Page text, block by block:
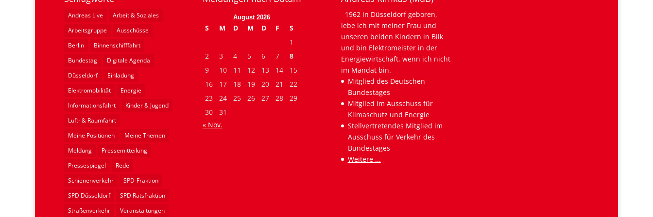
Andreas Live
Arbeit & Soziales
Arbeitsgruppe
Ausschüsse
Berlin
Binnenschifffahrt
Bundestag
Digitale Agenda
Düsseldorf
Einladung
Elektromobilität
Energie
Informationsfahrt
Kinder & Jugend
Luft- & Raumfahrt
Meine Positionen
Meine Themen
Meldung
Pressemitteilung
Pressespiegel
Rede
Schienenverkehr
SPD-Fraktion
SPD Düsseldorf
SPD Ratsfraktion
Straßenverkehr
Veranstaltungen
August 2026
S M D M D F
S
1
2
3 4 5 6 7
8
9
10 11 12 13 14
15
16
17 18 19 20 21
22
23
24 25 26 27 28
29
30
31
« Nov.
1962 in Düsseldorf geboren,
lebe ich mit meiner Frau und
unseren beiden Kindern in Bilk
und bin Elektromeister in der
Energiewirtschaft, wenn ich nicht
im Mandat bin.
Mitglied des Deutschen
Bundestages
Mitglied im Ausschuss für
Klimaschutz und Energie
Stellvertretendes Mitglied im
Ausschuss für Verkehr des
Bundestages
Weitere ...